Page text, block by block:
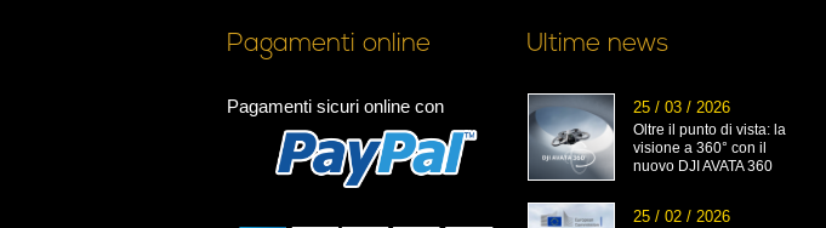
Pagamenti online
Pagamenti sicuri online con
Ultime news
25 / 03 / 2026
Oltre il punto di vista: la
visione a 360° con il
nuovo DJI AVATA 360
25 / 02 / 2026